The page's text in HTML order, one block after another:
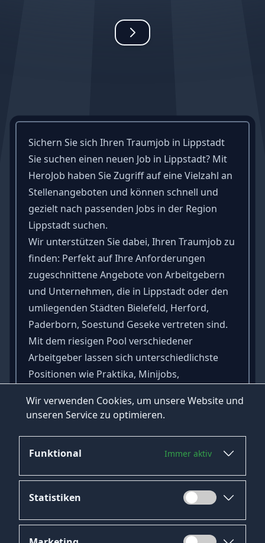
Wir verwenden Cookies, um unsere Website und
unseren Service zu optimieren.
Funktional Immer aktiv
Statistiken
Sichern Sie sich Ihren Traumjob in Lippstadt
Sie suchen einen neuen Job in Lippstadt? Mit
HeroJob haben Sie Zugriff auf eine Vielzahl an
Stellenangeboten und können schnell und
gezielt nach passenden Jobs in der Region
Lippstadt suchen.
Wir unterstützen Sie dabei, Ihren Traumjob zu
finden: Perfekt auf Ihre Anforderungen
zugeschnittene Angebote von Arbeitgebern
und Unternehmen, die in Lippstadt oder den
umliegenden Städten Bielefeld, Herford,
Paderborn, Soestund Geseke vertreten sind.
Mit dem riesigen Pool verschiedener
Arbeitgeber lassen sich unterschiedlichste
Positionen wie Praktika, Minijobs,
finden. Finden Sie über HeroJob binnen
weniger Minuten das beste Angebot für Sie!